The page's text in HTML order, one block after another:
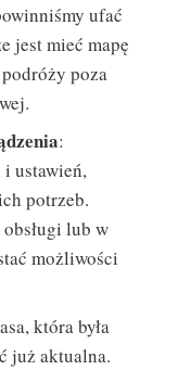
ufać
jest mieć mapę
poza
:
ustawień,
potrzeb.
lub w
możliwości
która była
już aktualna.